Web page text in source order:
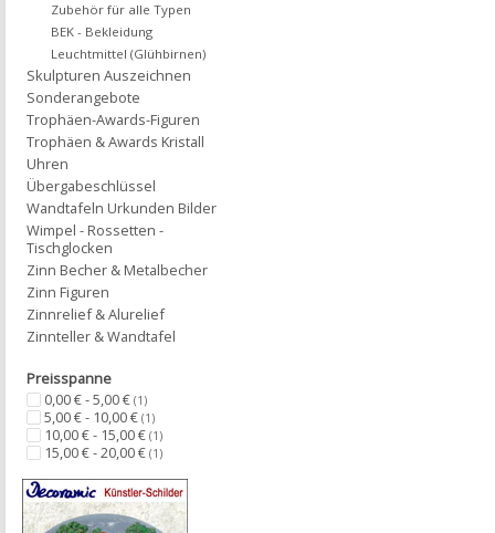
Zubehör für alle Typen
BEK - Bekleidung
Leuchtmittel (Glühbirnen)
Skulpturen Auszeichnen
Sonderangebote
Trophäen-Awards-Figuren
Trophäen & Awards Kristall
Uhren
Übergabeschlüssel
Wandtafeln Urkunden Bilder
Wimpel - Rossetten -
Tischglocken
Zinn Becher & Metalbecher
Zinn Figuren
Zinnrelief & Alurelief
Zinnteller & Wandtafel
Preisspanne
0,00 € - 5,00 € (1)
5,00 € - 10,00 € (1)
10,00 € - 15,00 € (1)
15,00 € - 20,00 € (1)